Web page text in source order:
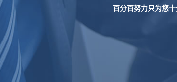
百分百努力只为您十